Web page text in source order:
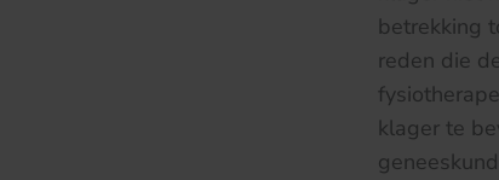
betrekking
reden die
klager te